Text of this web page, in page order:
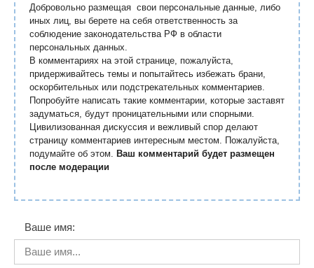
Добровольно размещая свои персональные данные, либо
иных лиц, вы берете на себя ответственность за
соблюдение законодательства РФ в области
персональных данных.
В комментариях на этой странице, пожалуйста,
придерживайтесь темы и попытайтесь избежать брани,
оскорбительных или подстрекательных комментариев.
Попробуйте написать такие комментарии, которые заставят
задуматься, будут проницательными или спорными.
Цивилизованная дискуссия и вежливый спор делают
страницу комментариев интересным местом. Пожалуйста,
подумайте об этом. Ваш комментарий будет размещен
после модерации
Ваше имя: